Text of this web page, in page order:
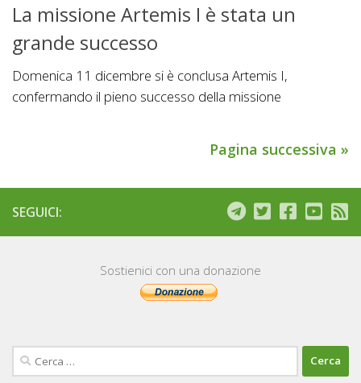
La missione Artemis I è stata un
grande successo
Domenica 11 dicembre si è conclusa Artemis I,
confermando il pieno successo della missione
Pagina successiva »
SEGUICI:
Sostienici con una donazione
Ricerca
per: